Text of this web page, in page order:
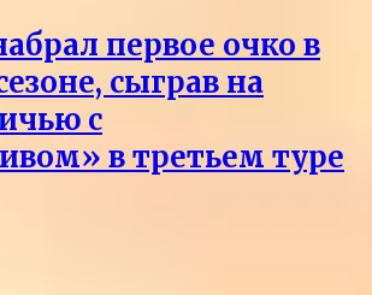
первое очко в
сыграв на
с
в третьем туре